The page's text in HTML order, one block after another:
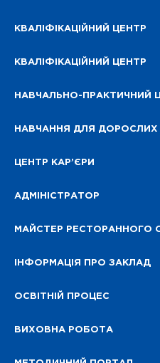
КВАЛІФІКАЦІЙНИЙ ЦЕНТР
КВАЛІФІКАЦІЙНИЙ ЦЕНТР
НАВЧАЛЬНО-ПРАКТИЧНИЙ
НАВЧАННЯ ДЛЯ ДОРОСЛИХ
ЦЕНТР КАР’ЄРИ
АДМІНІСТРАТОР
МАЙСТЕР РЕСТОРАННОГО
ІНФОРМАЦІЯ ПРО ЗАКЛАД
ОСВІТНІЙ ПРОЦЕС
ВИХОВНА РОБОТА